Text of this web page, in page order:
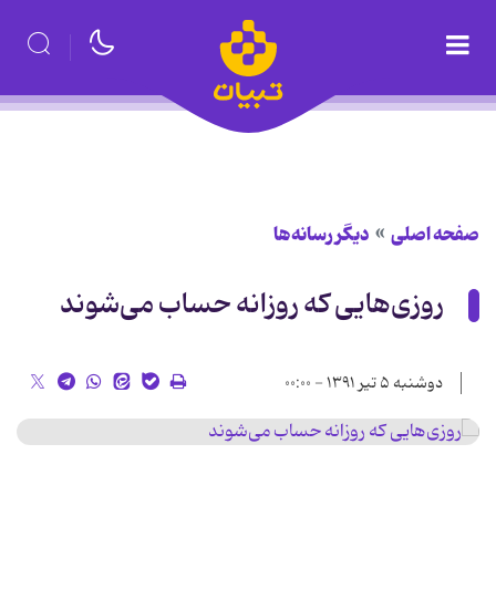
صفحه اصلی دیگر رسانه‌ها
روزی‌هایی که روزانه حساب می‌شوند
دوشنبه ۵ تیر ۱۳۹۱ - ۰۰:۰۰